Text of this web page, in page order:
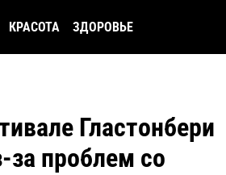
КРАСОТА ЗДОРОВЬЕ
Гластонбери
за проблем со